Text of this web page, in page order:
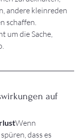
andere kleinreden
schaffen.
um die Sache,
auf
Wenn
dass es